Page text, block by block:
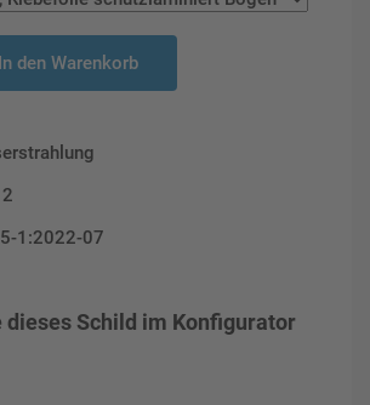
In den Warenkorb
1:2022-07
dieses Schild im Konfigurator